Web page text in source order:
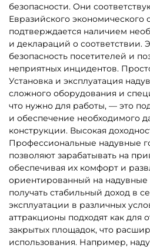
безопасности. Они
Евразийского экономического
подтверждается наличием
и деклараций о соответствии.
безопасность посетителей и
неприятных инцидентов.
Установка и эксплуатация
сложного оборудования и
что нужно для работы, — это
и обеспечение необходимого
конструкции. Высокая
Профессиональные надувные
позволяют зарабатывать на
обеспечивая их комфорт и
ориентированный на
получать стабильный доход в
эксплуатации в различных
аттракционы подходят как для
закрытых площадок, что
использования. Например,